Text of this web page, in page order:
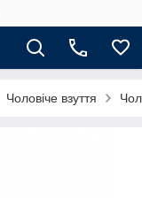
Чоловіче взуття